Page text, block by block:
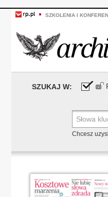
SZKOLENIA I
SZUKAJ W:
Chcesz